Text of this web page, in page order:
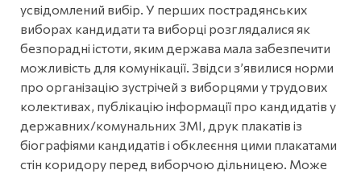
усвідомлений вибір. У перших пострадянських
виборах кандидати та виборці розглядалися як
безпорадні істоти, яким держава мала забезпечити
можливість для комунікації. Звідси з’явилися норми
про організацію зустрічей з виборцями у трудових
колективах, публікацію інформації про кандидатів у
державних/комунальних ЗМІ, друк плакатів із
біографіями кандидатів і обклеєння цими плакатами
стін коридору перед виборчою дільницею. Може